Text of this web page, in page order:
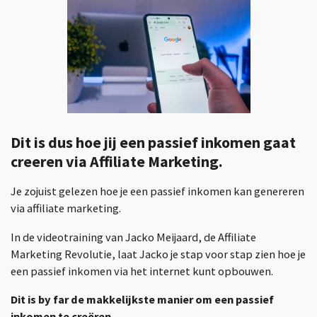
Dit is dus hoe jij een passief inkomen gaat
creeren via Affiliate Marketing.
Je zojuist gelezen hoe je een passief inkomen kan genereren
via affiliate marketing.
In de videotraining van Jacko Meijaard, de Affiliate
Marketing Revolutie, laat Jacko je stap voor stap zien hoe je
een passief inkomen via het internet kunt opbouwen.
Dit is by far de makkelijkste manier om een passief